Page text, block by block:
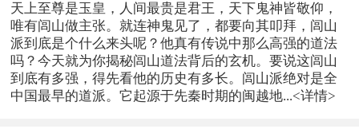
天上至尊是玉皇，人间最贵是君王，天下鬼神皆敬仰，
唯有闾山做主张。就连神鬼见了，都要向其叩拜，闾山
派到底是个什么来头呢？他真有传说中那么高强的道法
吗？今天就为你揭秘闾山道法背后的玄机。要说这闾山
到底有多强，得先看他的历史有多长。闾山派绝对是全
中国最早的道派。它起源于先秦时期的闽越地...<详情>